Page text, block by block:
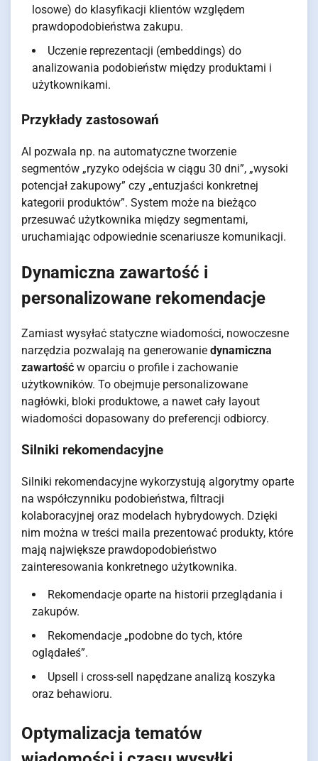
losowe) do klasyfikacji klientów względem
prawdopodobieństwa zakupu.
Uczenie reprezentacji (embeddings) do
analizowania podobieństw między produktami i
użytkownikami.
Przykłady zastosowań
AI pozwala np. na automatyczne tworzenie
segmentów „ryzyko odejścia w ciągu 30 dni”, „wysoki
potencjał zakupowy” czy „entuzjaści konkretnej
kategorii produktów”. System może na bieżąco
przesuwać użytkownika między segmentami,
uruchamiając odpowiednie scenariusze komunikacji.
Dynamiczna zawartość i
personalizowane rekomendacje
Zamiast wysyłać statyczne wiadomości, nowoczesne
narzędzia pozwalają na generowanie dynamiczna
zawartość w oparciu o profile i zachowanie
użytkowników. To obejmuje personalizowane
nagłówki, bloki produktowe, a nawet cały layout
wiadomości dopasowany do preferencji odbiorcy.
Silniki rekomendacyjne
Silniki rekomendacyjne wykorzystują algorytmy oparte
na współczynniku podobieństwa, filtracji
kolaboracyjnej oraz modelach hybrydowych. Dzięki
nim można w treści maila prezentować produkty, które
mają największe prawdopodobieństwo
zainteresowania konkretnego użytkownika.
Rekomendacje oparte na historii przeglądania i
zakupów.
Rekomendacje „podobne do tych, które
oglądałeś”.
Upsell i cross-sell napędzane analizą koszyka
oraz behawioru.
Optymalizacja tematów